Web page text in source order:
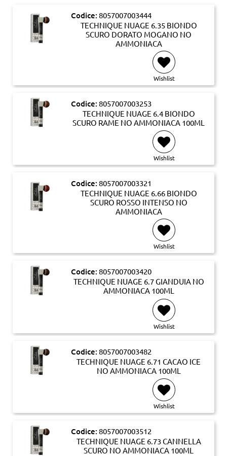
Codice: 8057007003444
TECHNIQUE NUAGE 6.35 BIONDO
SCURO DORATO MOGANO NO
AMMONIACA
Wishlist
Codice: 8057007003253
TECHNIQUE NUAGE 6.4 BIONDO
SCURO RAME NO AMMONIACA 100ML
Wishlist
Codice: 8057007003321
TECHNIQUE NUAGE 6.66 BIONDO
SCURO ROSSO INTENSO NO
AMMONIACA
Wishlist
Codice: 8057007003420
TECHNIQUE NUAGE 6.7 GIANDUIA NO
AMMONIACA 100ML
Wishlist
Codice: 8057007003482
TECHNIQUE NUAGE 6.71 CACAO ICE
NO AMMONIACA 100ML
Wishlist
Codice: 8057007003512
TECHNIQUE NUAGE 6.73 CANNELLA
SCURO NO AMMONIACA 100ML